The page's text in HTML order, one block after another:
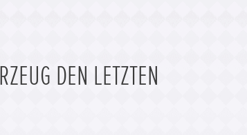
DEN LETZTEN